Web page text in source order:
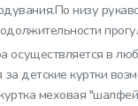
низу
в
детские куртки
меховая